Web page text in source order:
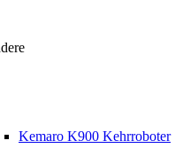
Kemaro K900 Kehrroboter